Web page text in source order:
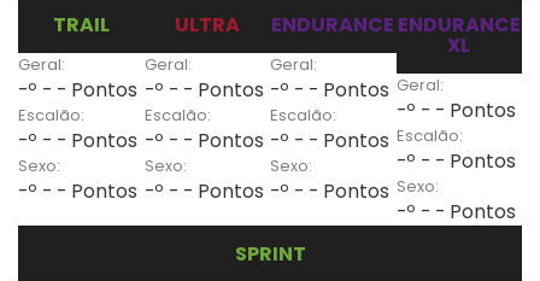
TRAIL
Geral:
-º - - Pontos
Escalão:
-º - - Pontos
Sexo:
-º - - Pontos
ULTRA
Geral:
-º - - Pontos
Escalão:
-º - - Pontos
Sexo:
-º - - Pontos
ENDURANCE
Geral:
-º - - Pontos
Escalão:
-º - - Pontos
Sexo:
-º - - Pontos
ENDURANCE
XL
Geral:
-º - - Pontos
Escalão:
-º - - Pontos
Sexo:
-º - - Pontos
SPRINT